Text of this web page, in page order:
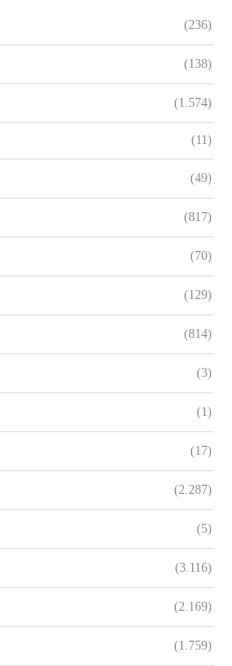
(236)
(138)
(1.574)
(11)
(49)
(817)
(70)
(129)
(814)
(3)
(1)
(17)
(2.287)
(5)
(3.116)
(2.169)
(1.759)